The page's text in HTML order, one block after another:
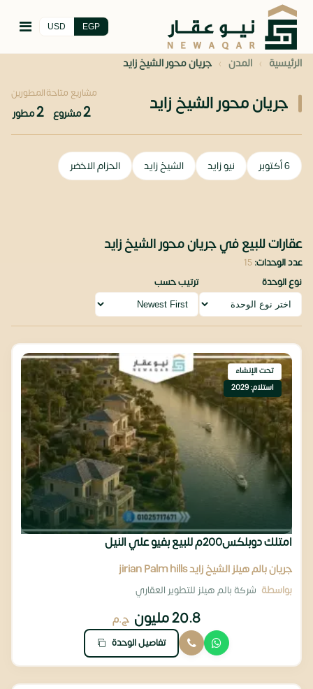
EGP
USD
الرئيسية › المدن › جريان محور الشيخ زايد
جريان محور الشيخ زايد مشاريع متاحة
2مشروع
المطورين
2مطور
6 أكتوبر نيو زايد الشيخ زايد الحزام الاخضر
عقارات للبيع في جريان محور الشيخ زايد
عدد الوحدات:15
نوع الوحدة
ترتيب حسب
تحت الإنشاء
استلام: 2029
امتلك دوبلكس200م للبيع بفيو علي النيل
جريان بالم هيلز الشيخ زايد jirian Palm hills
بواسطة شركة بالم هيلز للتطوير العقاري
20.8 مليون ج.م
تفاصيل الوحدة